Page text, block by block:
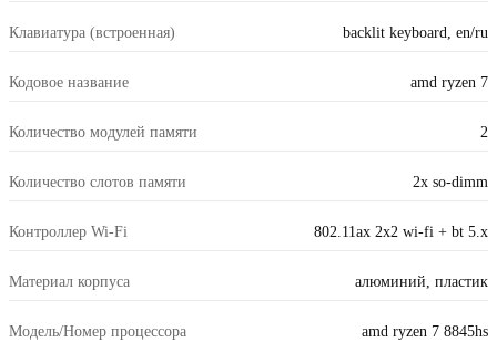
Клавиатура (встроенная) backlit keyboard, en/ru
Кодовое название amd ryzen 7
Количество модулей памяти 2
Количество слотов памяти 2x so-dimm
Контроллер Wi-Fi 802.11ax 2x2 wi-fi + bt 5.x
Материал корпуса алюминий, пластик
Модель/Номер процессора amd ryzen 7 8845hs